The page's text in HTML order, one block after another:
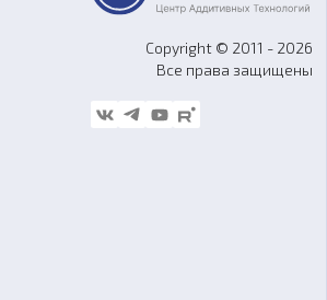
Copyright © 2011 - 2026
Все права защищены